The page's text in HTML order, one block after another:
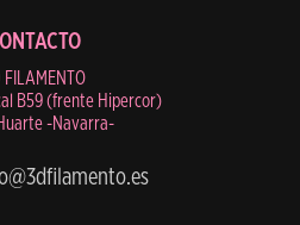
FILAMENTO
B59 (frente Hipercor)
-Navarra-